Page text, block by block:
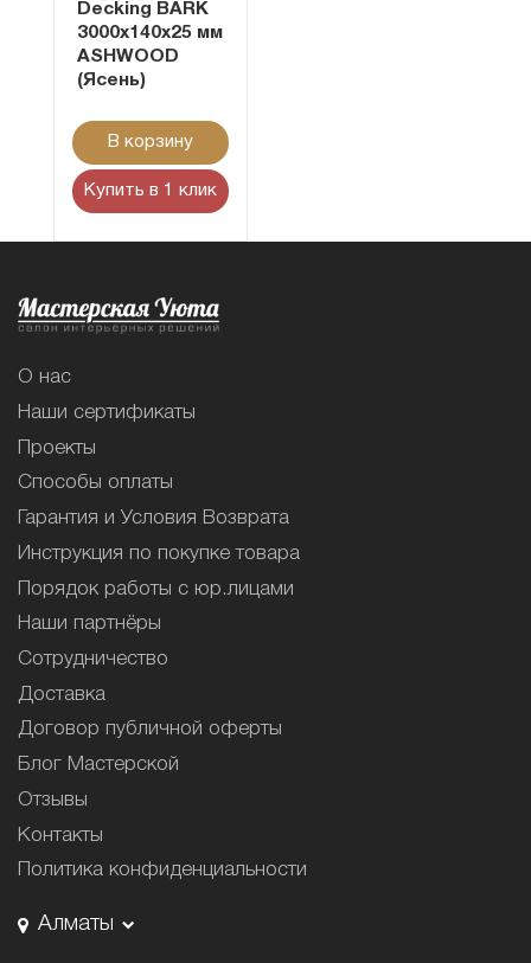
Decking BARK
3000х140х25 мм
ASHWOOD
(Ясень)
В корзину
Купить в 1 клик
О нас
Наши сертификаты
Проекты
Способы оплаты
Гарантия и Условия Возврата
Инструкция по покупке товара
Порядок работы с юр.лицами
Наши партнёры
Сотрудничество
Доставка
Договор публичной оферты
Блог Мастерской
Отзывы
Контакты
Политика конфиденциальности
Алматы